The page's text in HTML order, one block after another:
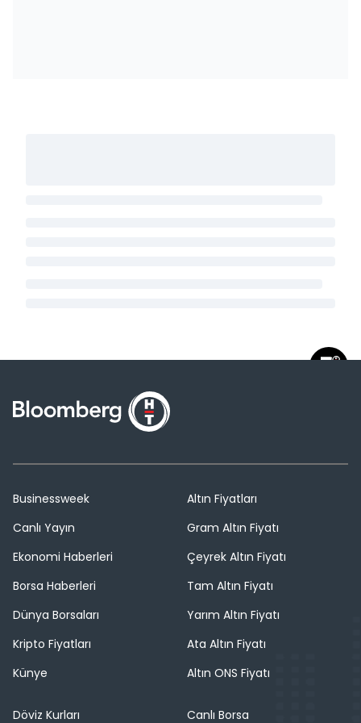
Businessweek
Canlı Yayın
Ekonomi Haberleri
Borsa Haberleri
Dünya Borsaları
Kripto Fiyatları
Künye
Altın Fiyatları
Gram Altın Fiyatı
Çeyrek Altın Fiyatı
Tam Altın Fiyatı
Yarım Altın Fiyatı
Ata Altın Fiyatı
Altın ONS Fiyatı
Döviz Kurları
Canlı Borsa